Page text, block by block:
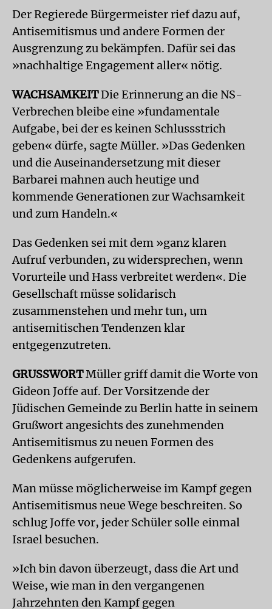
Der Regierede Bürgermeister rief dazu auf,
Antisemitismus und andere Formen der
Ausgrenzung zu bekämpfen. Dafür sei das
»nachhaltige Engagement aller« nötig.
WACHSAMKEITDie Erinnerung an die NS-
Verbrechen bleibe eine »fundamentale
Aufgabe, bei der es keinen Schlussstrich
geben« dürfe, sagte Müller. »Das Gedenken
und die Auseinandersetzung mit dieser
Barbarei mahnen auch heutige und
kommende Generationen zur Wachsamkeit
und zum Handeln.«
Das Gedenken sei mit dem »ganz klaren
Aufruf verbunden, zu widersprechen, wenn
Vorurteile und Hass verbreitet werden«. Die
Gesellschaft müsse solidarisch
zusammenstehen und mehr tun, um
antisemitischen Tendenzen klar
entgegenzutreten.
GRUSSWORT Müller griff damit die Worte von
Gideon Joffe auf. Der Vorsitzende der
Jüdischen Gemeinde zu Berlin hatte in seinem
Grußwort angesichts des zunehmenden
Antisemitismus zu neuen Formen des
Gedenkens aufgerufen.
Man müsse möglicherweise im Kampf gegen
Antisemitismus neue Wege beschreiten. So
schlug Joffe vor, jeder Schüler solle einmal
Israel besuchen.
»Ich bin davon überzeugt, dass die Art und
Weise, wie man in den vergangenen
Jahrzehnten den Kampf gegen